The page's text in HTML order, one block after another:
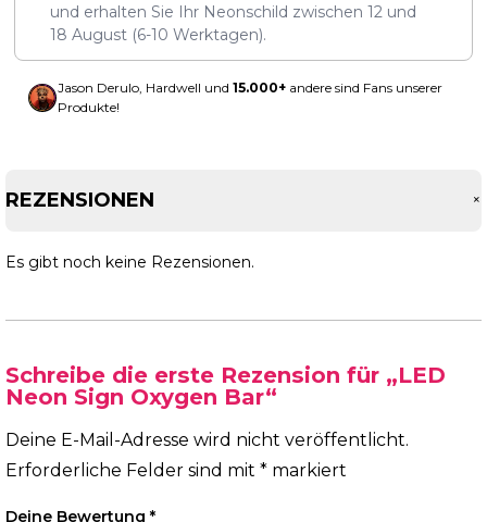
und erhalten Sie Ihr Neonschild zwischen 12 und
18 August (6-10 Werktagen).
Jason Derulo, Hardwell und 15.000+ andere sind Fans unserer
Produkte!
REZENSIONEN +
Es gibt noch keine Rezensionen.
Schreibe die erste Rezension für „LED
Neon Sign Oxygen Bar“
Deine E-Mail-Adresse wird nicht veröffentlicht.
Erforderliche Felder sind mit * markiert
Deine Bewertung *